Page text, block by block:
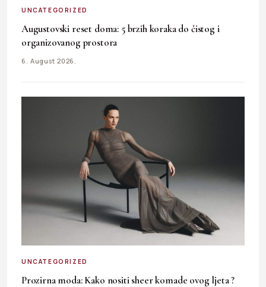
UNCATEGORIZED
Augustovski reset doma: 5 brzih koraka do čistog i
organizovanog prostora
6. August 2026.
UNCATEGORIZED
Prozirna moda: Kako nositi sheer komade ovog ljeta ?